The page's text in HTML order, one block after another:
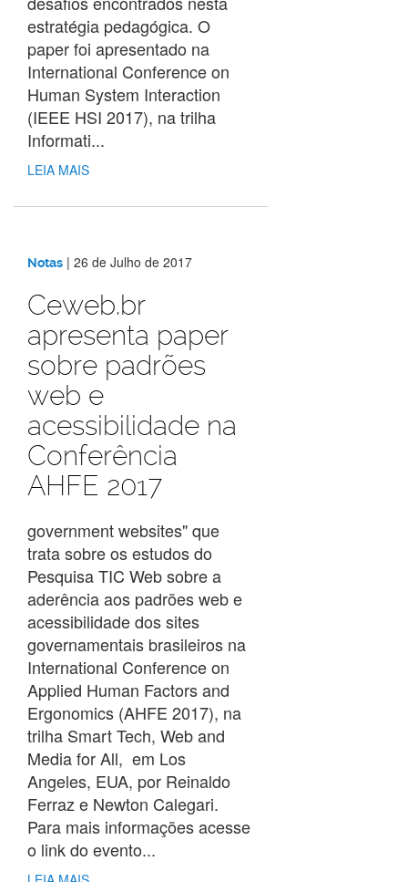
estratégia pedagógica. O
paper foi apresentado na
International Conference on
Human System Interaction
(IEEE HSI 2017), na trilha
Informati...
LEIA MAIS
Notas | 26 de Julho de 2017
Ceweb.br
apresenta paper
sobre padrões
web e
acessibilidade na
Conferência
AHFE 2017
government websites" que
trata sobre os estudos do
Pesquisa TIC Web sobre a
aderência aos padrões web e
acessibilidade dos sites
governamentais brasileiros na
International Conference on
Applied Human Factors and
Ergonomics (AHFE 2017), na
trilha Smart Tech, Web and
Media for All, em Los
Angeles, EUA, por Reinaldo
Ferraz e Newton Calegari.
Para mais informações acesse
o link do evento...